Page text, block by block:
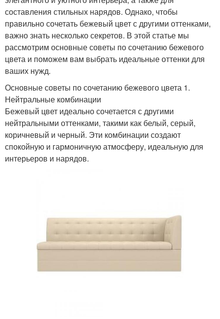
составления стильных нарядов. Однако, чтобы
правильно сочетать бежевый цвет с другими оттенками,
важно знать несколько секретов. В этой статье мы
рассмотрим основные советы по сочетанию бежевого
цвета и поможем вам выбрать идеальные оттенки для
ваших нужд.
Основные советы по сочетанию бежевого цвета 1.
Нейтральные комбинации
Бежевый цвет идеально сочетается с другими
нейтральными оттенками, такими как белый, серый,
коричневый и черный. Эти комбинации создают
спокойную и гармоничную атмосферу, идеальную для
интерьеров и нарядов.